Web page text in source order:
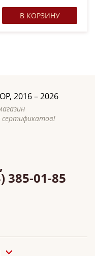
В КОРЗИНУ
, 2016 – 2026
сертификатов!
385-01-85